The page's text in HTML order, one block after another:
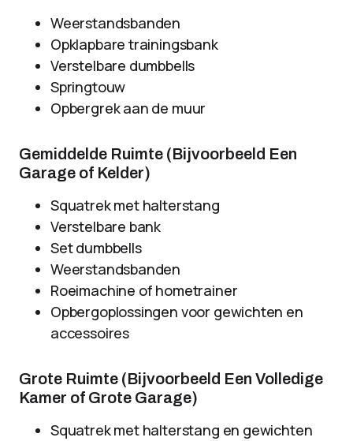
Weerstandsbanden
Opklapbare trainingsbank
Verstelbare dumbbells
Springtouw
Opbergrek aan de muur
Gemiddelde Ruimte (Bijvoorbeeld Een
Garage of Kelder)
Squatrek met halterstang
Verstelbare bank
Set dumbbells
Weerstandsbanden
Roeimachine of hometrainer
Opbergoplossingen voor gewichten en
accessoires
Grote Ruimte (Bijvoorbeeld Een Volledige
Kamer of Grote Garage)
Squatrek met halterstang en gewichten